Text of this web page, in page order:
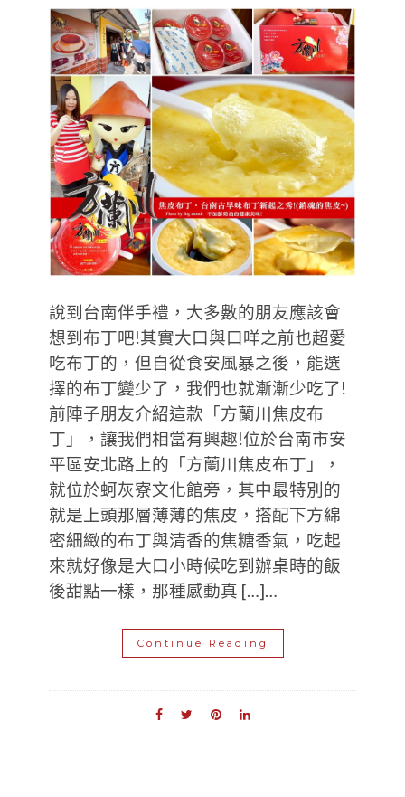
說到台南伴手禮，大多數的朋友應該會
想到布丁吧!其實大口與口咩之前也超愛
吃布丁的，但自從食安風暴之後，能選
擇的布丁變少了，我們也就漸漸少吃了!
前陣子朋友介紹這款「方蘭川焦皮布
丁」，讓我們相當有興趣!位於台南市安
平區安北路上的「方蘭川焦皮布丁」，
就位於蚵灰寮文化館旁，其中最特別的
就是上頭那層薄薄的焦皮，搭配下方綿
密細緻的布丁與清香的焦糖香氣，吃起
來就好像是大口小時候吃到辦桌時的飯
後甜點一樣，那種感動真 […]…
Continue Reading